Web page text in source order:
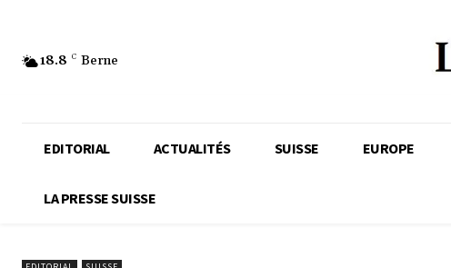
18.8 C Berne
EDITORIAL ACTUALITÉS SUISSE EUROPE
LA PRESSE SUISSE